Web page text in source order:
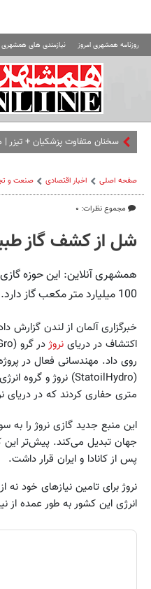
روزنامه همشهری امروز نیازمندی های همشهری
سخنان متفاوت پزشکیان + تیزر |
صفحه اصلی اخبار اقتصادی صنعت و
مجموع نظرات: ۰
شل از کشف گاز
همشهری آنلاین: این حوزه
100 میلیارد متر مکعب گاز دارد.
خبرگزاری آلمان از لندن گزارش
اکتشاف در دریای نروژ
روی داد. مهندسانی فعال در
متری حفاری کردند که در
این منبع جدید گازی نروژ را
جهان تبدیل می‌کند. پیش‌تر این
پس از کانادا و ایران قرار داشت.
نروژ برای تامین نیازهای خود نه
انرژی این کشور به طور عمده از